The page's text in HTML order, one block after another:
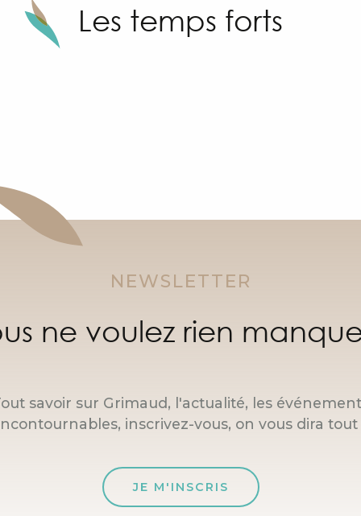
Les temps forts
NEWSLETTER
ne voulez rien
savoir sur Grimaud, l'actualité, les
inscrivez-vous, on vous dira tout
JE M'INSCRIS